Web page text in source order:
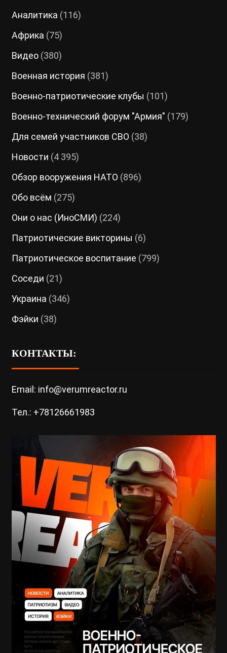
Аналитика (116)
Африка (75)
Видео(380)
Военная история (381)
Военно-патриотические клубы (101)
Военно-технический форум "Армия" (179)
Для семей участников СВО (38)
Новости (4 395)
Обзор вооружения НАТО (896)
Обо всём (275)
Они о нас (ИноСМИ) (224)
Патриотические викторины (6)
Патриотическое воспитание (799)
Соседи (21)
Украина (346)
Фэйки (38)
КОНТАКТЫ:
Email: info@verumreactor.ru
Тел.: +78126661983